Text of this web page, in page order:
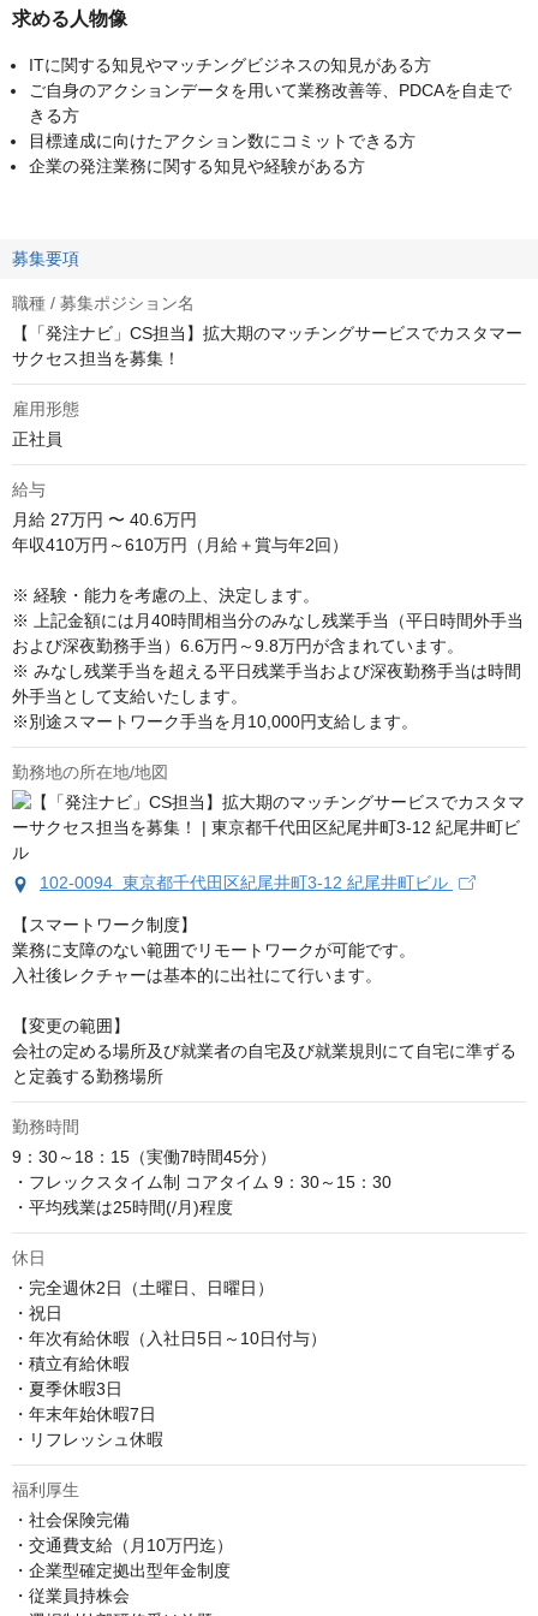
求める人物像
ITに関する知見やマッチングビジネスの知見がある方
ご自身のアクションデータを用いて業務改善等、PDCAを自走で
きる方
目標達成に向けたアクション数にコミットできる方
企業の発注業務に関する知見や経験がある方
募集要項
職種 / 募集ポジション名
【「発注ナビ」CS担当】拡大期のマッチングサービスでカスタマー
サクセス担当を募集！
雇用形態
正社員
給与
月給 27万円 〜 40.6万円
年収410万円～610万円（月給＋賞与年2回）
※ 経験・能力を考慮の上、決定します。
※ 上記金額には月40時間相当分のみなし残業手当（平日時間外手当
および深夜勤務手当）6.6万円～9.8万円が含まれています。
※ みなし残業手当を超える平日残業手当および深夜勤務手当は時間
外手当として支給いたします。
※別途スマートワーク手当を月10,000円支給します。
勤務地の所在地/地図
102-0094 東京都千代田区紀尾井町3-12 紀尾井町ビル
【スマートワーク制度】
業務に支障のない範囲でリモートワークが可能です。
入社後レクチャーは基本的に出社にて行います。
【変更の範囲】
会社の定める場所及び就業者の自宅及び就業規則にて自宅に準ずる
と定義する勤務場所
勤務時間
9：30～18：15（実働7時間45分）
・フレックスタイム制 コアタイム 9：30～15：30
・平均残業は25時間(/月)程度
休日
・完全週休2日（土曜日、日曜日）
・祝日
・年次有給休暇（入社日5日～10日付与）
・積立有給休暇
・夏季休暇3日
・年末年始休暇7日
・リフレッシュ休暇
福利厚生
・社会保険完備
・交通費支給（月10万円迄）
・企業型確定拠出型年金制度
・従業員持株会